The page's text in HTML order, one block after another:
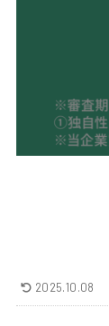
2025.10.08